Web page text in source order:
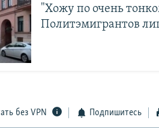
"Хожу по очень
Политэмигрантов
без VPN Подпишитесь